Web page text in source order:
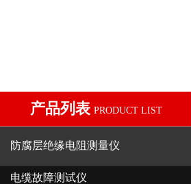
产品列表 PRODUCT LIST
防腐层绝缘电阻测量仪
电缆故障测试仪